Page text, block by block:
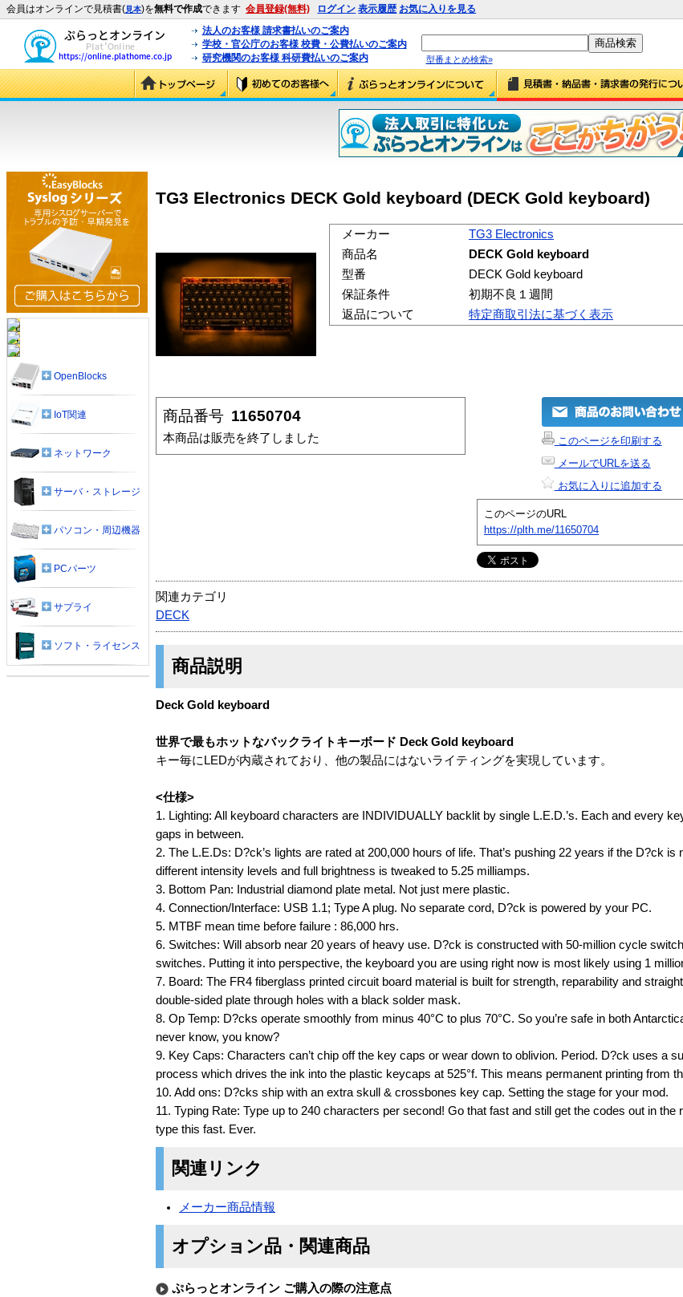
会員はオンラインで見積書(見本)を無料で作成できます 会員登録(無料) ログイン 表示履歴 お気に入りを見る
法人のお客様 請求書払いのご案内
学校・官公庁のお客様 校費・公費払いのご案内
研究機関のお客様 科研費払いのご案内
型番まとめ検索»
TG3 Electronics DECK Gold keyboard (DECK Gold keyboard)
メーカー
TG3 Electronics
商品名
DECK Gold keyboard
型番
DECK Gold keyboard
保証条件
初期不良１週間
返品について
特定商取引法に基づく表示
商品番号 11650704
本商品は販売を終了しました
このページを印刷する
メールでURLを送る
お気に入りに追加する
このページのURL
https://plth.me/11650704
関連カテゴリ
DECK
商品説明
Deck Gold keyboard
世界で最もホットなバックライトキーボード Deck Gold keyboard
キー毎にLEDが内蔵されており、他の製品にはないライティングを実現しています。
<仕様>
1. Lighting: All keyboard characters are INDIVIDUALLY backlit by single L.E.D.’s. Each and every
gaps in between.
2. The L.E.Ds: D?ck’s lights are rated at 200,000 hours of life. That’s pushing 22 years if the D?ck
different intensity levels and full brightness is tweaked to 5.25 milliamps.
3. Bottom Pan: Industrial diamond plate metal. Not just mere plastic.
4. Connection/Interface: USB 1.1; Type A plug. No separate cord, D?ck is powered by your PC.
5. MTBF mean time before failure : 86,000 hrs.
6. Switches: Will absorb near 20 years of heavy use. D?ck is constructed with 50-million cycle
switches. Putting it into perspective, the keyboard you are using right now is most likely using 1
7. Board: The FR4 fiberglass printed circuit board material is built for strength, reparability and
double-sided plate through holes with a black solder mask.
8. Op Temp: D?cks operate smoothly from minus 40°C to plus 70°C. So you’re safe in both
never know, you know?
9. Key Caps: Characters can’t chip off the key caps or wear down to oblivion. Period. D?ck uses a
process which drives the ink into the plastic keycaps at 525°f. This means permanent printing from
10. Add ons: D?cks ship with an extra skull & crossbones key cap. Setting the stage for your mod.
11. Typing Rate: Type up to 240 characters per second! Go that fast and still get the codes out in the
type this fast. Ever.
関連リンク
メーカー商品情報
オプション品・関連商品
ぷらっとオンライン ご購入の際の注意点
OpenBlocks
IoT関連
ネットワーク
サーバ・ストレージ
パソコン・周辺機器
PCパーツ
サプライ
ソフト・ライセンス